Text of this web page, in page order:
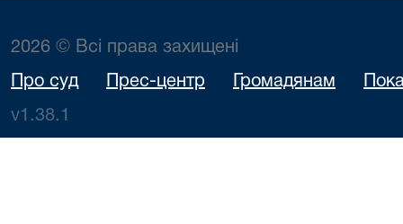
2026 © Всі права захищені
Про суд Прес-центр Громадянам
v1.38.1